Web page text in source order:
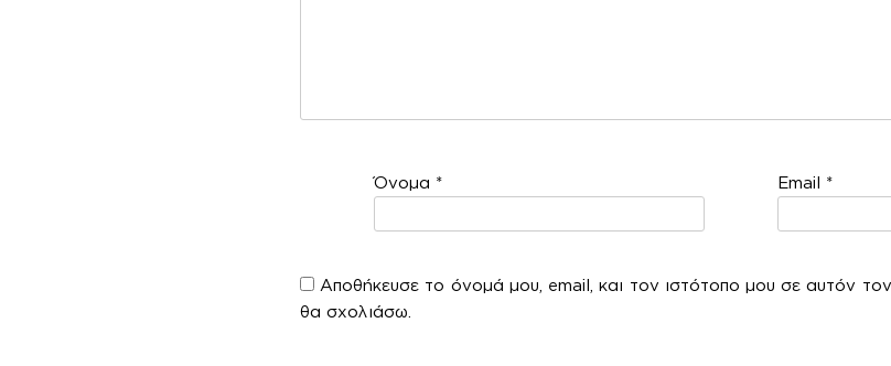
Όνομα * Email *
Αποθήκευσε το όνομά μου, email, και τον ιστότοπο μου σε αυτόν
θα σχολιάσω.